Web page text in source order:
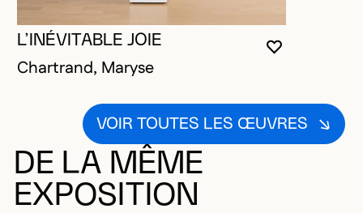
VOUS
FERMER
OUVRIR LA
L’INÉVITABLE JOIE
Chartrand, Maryse
VOIR TOUTES LES ŒUVRES
DE LA MÊME
EXPOSITION